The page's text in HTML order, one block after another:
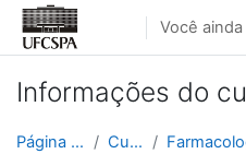
Ir para o conteúdo principal
Você
Informações do
Página inicial Cursos